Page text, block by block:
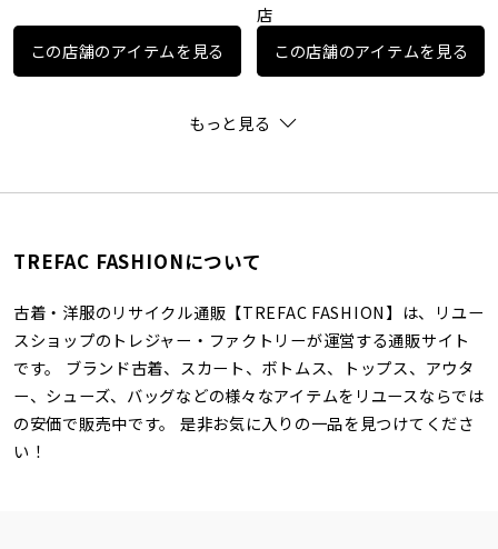
この店舗のアイテムを見る
店
この店舗のアイテムを見る
もっと見る
TREFAC FASHIONについて
古着・洋服のリサイクル通販【TREFAC FASHION】は、リユー
スショップのトレジャー・ファクトリーが運営する通販サイト
です。 ブランド古着、スカート、ボトムス、トップス、アウタ
ー、シューズ、バッグなどの様々なアイテムをリユースならでは
の安価で販売中です。 是非お気に入りの一品を見つけてくださ
い！